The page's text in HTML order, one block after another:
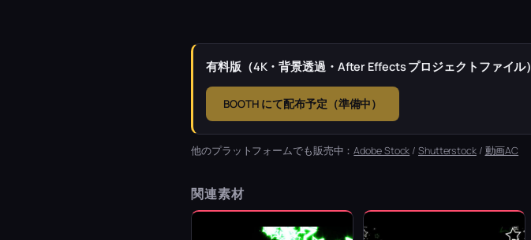
有料版（4K・背景透過・After Effects プロジェクトファイル）
BOOTH にて配布予定（準備中）
他のプラットフォームでも販売中：Adobe Stock /Shutterstock/ 動画AC
関連素材